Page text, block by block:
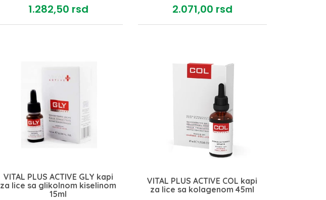
1.282,50 rsd 2.071,00 rsd
VITAL PLUS ACTIVE GLY kapi
za lice sa glikolnom kiselinom
15ml
VITAL PLUS ACTIVE COL kapi
za lice sa kolagenom 45ml